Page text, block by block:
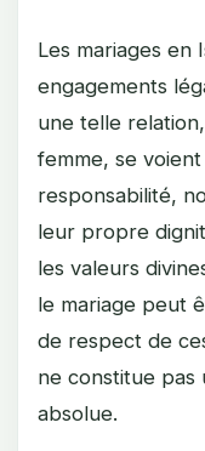
Les mariages en
engagements
une telle
femme, se
responsabilité,
leur propre
les valeurs
le mariage peut
de respect de
ne constitue pas
absolue.